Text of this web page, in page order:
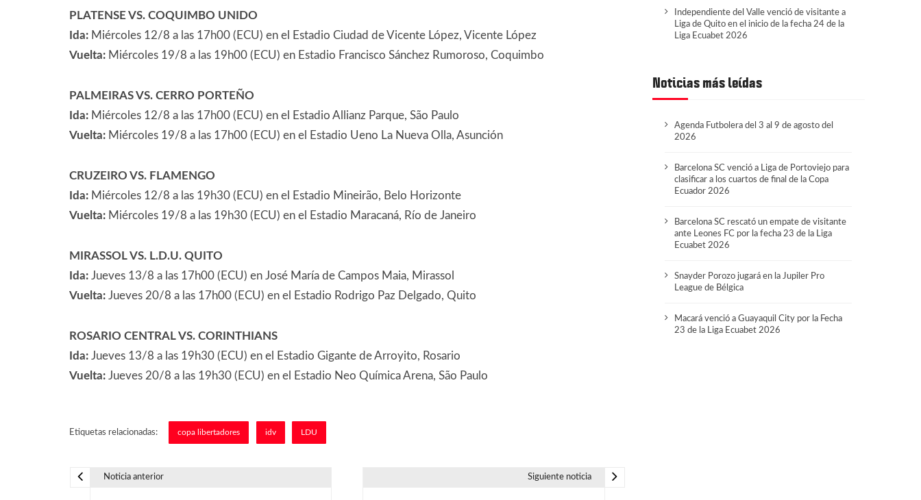
PLATENSE VS. COQUIMBO UNIDO
Ida:Miércoles 12/8 a las 17h00 (ECU) en el Estadio Ciudad de Vicente López, Vicente López
Vuelta:Miércoles 19/8 a las 19h00 (ECU) en Estadio Francisco Sánchez Rumoroso, Coquimbo
PALMEIRAS VS. CERRO PORTEÑO
Ida:Miércoles 12/8 a las 17h00 (ECU) en el Estadio Allianz Parque, São Paulo
Vuelta:Miércoles 19/8 a las 17h00 (ECU) en el Estadio Ueno La Nueva Olla, Asunción
CRUZEIRO VS. FLAMENGO
Ida:Miércoles 12/8 a las 19h30 (ECU) en el Estadio Mineirão, Belo Horizonte
Vuelta:Miércoles 19/8 a las 19h30 (ECU) en el Estadio Maracaná, Río de Janeiro
MIRASSOL VS. L.D.U. QUITO
Ida:Jueves 13/8 a las 17h00 (ECU) en José María de Campos Maia, Mirassol
Vuelta:Jueves 20/8 a las 17h00 (ECU) en el Estadio Rodrigo Paz Delgado, Quito
ROSARIO CENTRAL VS. CORINTHIANS
Ida:Jueves 13/8 a las 19h30 (ECU) en el Estadio Gigante de Arroyito, Rosario
Vuelta:Jueves 20/8 a las 19h30 (ECU) en el Estadio Neo Química Arena, São Paulo
Etiquetas relacionadas: copa libertadores idv LDU
Noticia anterior Siguiente noticia
Independiente del Valle venció de visitante a
Liga de Quito en el inicio de la fecha 24 de la
Liga Ecuabet 2026
Noticias más leídas
Agenda Futbolera del 3 al 9 de agosto del
2026
Barcelona SC venció a Liga de Portoviejo para
clasificar a los cuartos de final de la Copa
Ecuador 2026
Barcelona SC rescató un empate de visitante
ante Leones FC por la fecha 23 de la Liga
Ecuabet 2026
Snayder Porozo jugará en la Jupiler Pro
League de Bélgica
Macará venció a Guayaquil City por la Fecha
23 de la Liga Ecuabet 2026